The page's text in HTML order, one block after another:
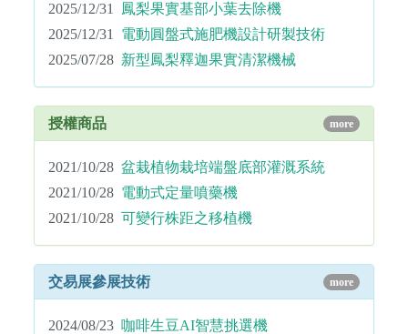
2025/12/31 鳳梨果實基部小葉去除機
2025/12/31 電動圓盤式施肥機設計研製技術
2025/07/28 新型鳳梨釋迦果實清潔機械
授權商品 more
2021/10/28 盆栽植物栽培端盤底部灌溉系統
2021/10/28 電動式定量噴藥機
2021/10/28 可變行株距之移植機
交易展參展技術 more
2024/08/23 咖啡生豆AI智慧挑選機